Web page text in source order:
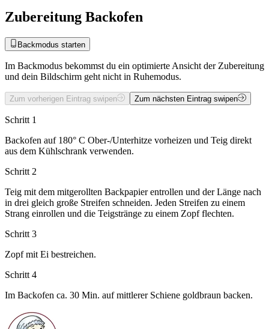
Zubereitung Backofen
Backmodus starten
Im Backmodus bekommst du ein optimierte Ansicht der Zubereitung
und dein Bildschirm geht nicht in Ruhemodus.
Zum vorherigen Eintrag swipen Zum nächsten Eintrag swipen
Schritt 1
Backofen auf 180° C Ober-/Unterhitze vorheizen und Teig direkt
aus dem Kühlschrank verwenden.
Schritt 2
Teig mit dem mitgerollten Backpapier entrollen und der Länge nach
in drei gleich große Streifen schneiden. Jeden Streifen zu einem
Strang einrollen und die Teigstränge zu einem Zopf flechten.
Schritt 3
Zopf mit Ei bestreichen.
Schritt 4
Im Backofen ca. 30 Min. auf mittlerer Schiene goldbraun backen.